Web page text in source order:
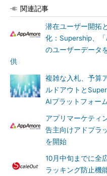
関連記事
潜在ユーザー開拓
化：Supership、
のユーザーデータ
供
複雑な入札、予算
ルドアウトと
AIプラットフォー
アプリマーケティ
告主向けアドプラ
を開始
10月中旬までに全
ラッキング防止機